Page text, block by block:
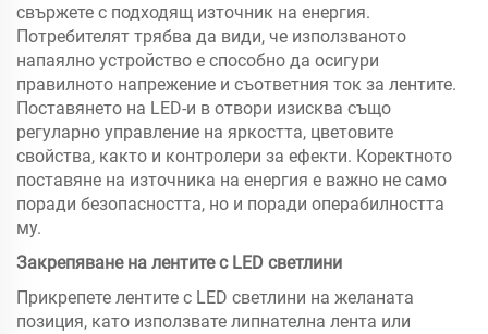
свържете с подходящ източник на енергия.
Потребителят трябва да види, че използваното
напаялно устройство е способно да осигури
правилното напрежение и съответния ток за лентите.
Поставянето на LED-и в отвори изисква също
регуларно управление на яркостта, цветовите
свойства, както и контролери за ефекти. Коректното
поставяне на източника на енергия е важно не само
поради безопасността, но и поради операбилността
му.
Закрепяване на лентите с LED светлини
Прикрепете лентите с LED светлини на желаната
позиция, като използвате липнателна лента или